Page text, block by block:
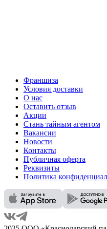
Франшиза
Условия доставки
О нас
Оставить отзыв
Акции
Стань тайным агентом
Вакансии
Новости
Контакты
Публичная оферта
Реквизиты
Политика